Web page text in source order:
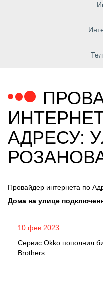
АДРЕСУ:
Провайдер интернета по
Дома на улице
10 фев 2023
Сервис Okko пополнил
Brothers